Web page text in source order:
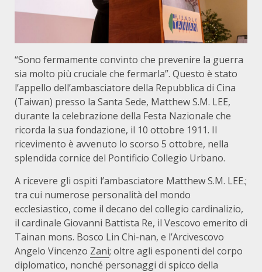
“Sono fermamente convinto che prevenire la guerra
sia molto più cruciale che fermarla”. Questo è stato
l’appello dell’ambasciatore della Repubblica di Cina
(Taiwan) presso la Santa Sede, Matthew S.M. LEE,
durante la celebrazione della Festa Nazionale che
ricorda la sua fondazione, il 10 ottobre 1911. Il
ricevimento è avvenuto lo scorso 5 ottobre, nella
splendida cornice del Pontificio Collegio Urbano.
A ricevere gli ospiti l’ambasciatore Matthew S.M. LEE.;
tra cui numerose personalità del mondo
ecclesiastico, come il decano del collegio cardinalizio,
il cardinale Giovanni Battista Re, il Vescovo emerito di
Tainan mons. Bosco Lin Chi-nan, e l’Arcivescovo
Angelo Vincenzo Zani; oltre agli esponenti del corpo
diplomatico, nonché personaggi di spicco della